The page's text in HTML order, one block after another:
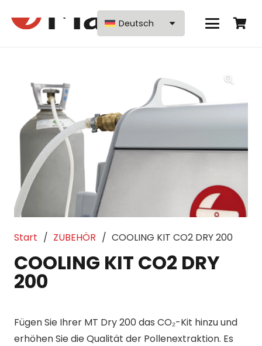
Deutsch
Start / ZUBEHÖR / COOLING KIT CO2 DRY 200
COOLING KIT CO2 DRY
200
Fügen Sie Ihrer MT Dry 200 das CO₂-Kit hinzu und
erhöhen Sie die Qualität der Pollenextraktion. Es